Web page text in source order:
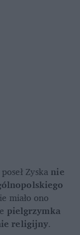
Zyska nie
miało ono
pielgrzymka
religijny.